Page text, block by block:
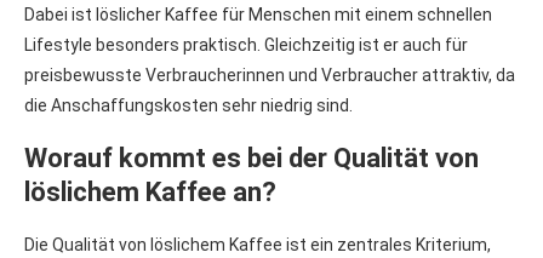
Dabei ist löslicher Kaffee für Menschen mit einem schnellen
Lifestyle besonders praktisch. Gleichzeitig ist er auch für
preisbewusste Verbraucherinnen und Verbraucher attraktiv, da
die Anschaffungskosten sehr niedrig sind.
Worauf kommt es bei der Qualität von
löslichem Kaffee an?
Die Qualität von löslichem Kaffee ist ein zentrales Kriterium,